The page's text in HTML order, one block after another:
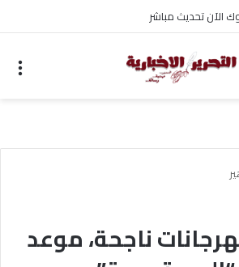
صفة ضابط واستيقاف السيارات
ناجحة، موعد